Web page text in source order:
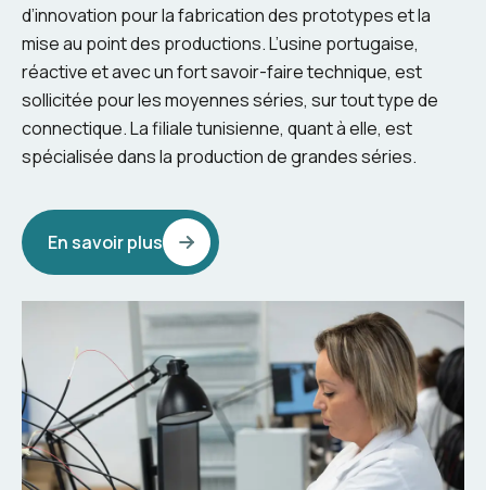
d’innovation pour la fabrication des prototypes et la
mise au point des productions. L’usine portugaise,
réactive et avec un fort savoir-faire technique, est
sollicitée pour les moyennes séries, sur tout type de
connectique. La filiale tunisienne, quant à elle, est
spécialisée dans la production de grandes séries.
En savoir plus